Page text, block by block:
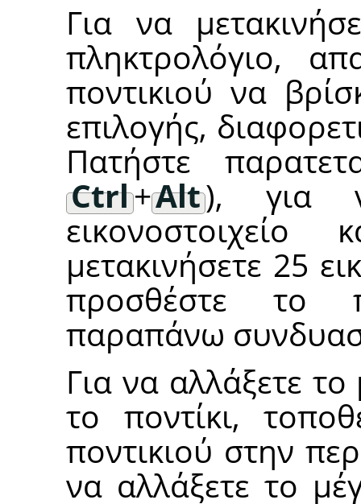
Για να
πληκτρολόγιο,
ποντικιού να
επιλογής,
Πατήστε
Ctrl+Alt), για
μετακινήσετε 25
προσθέστε το
παραπάνω
Για να αλλάξετε
το ποντίκι,
ποντικιού στην
να αλλάξετε το